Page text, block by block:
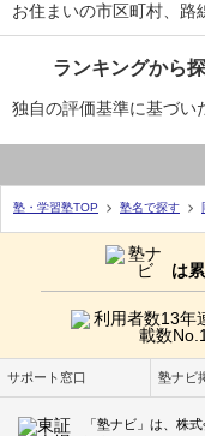
お住まいの市区町村、路
ランキングから
独自の評価基準に基づい
塾・学習塾TOP 塾名で探す
は
サポート窓口 塾ナビ
「塾ナビ」は、株